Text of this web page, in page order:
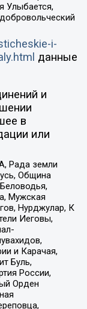
Улыбается,
i-
данные
и
в
или
Рада земли
Община
Мужская
Нурджулар, К
Иеговы,
и Карачая,
Буль,
России,
Орден